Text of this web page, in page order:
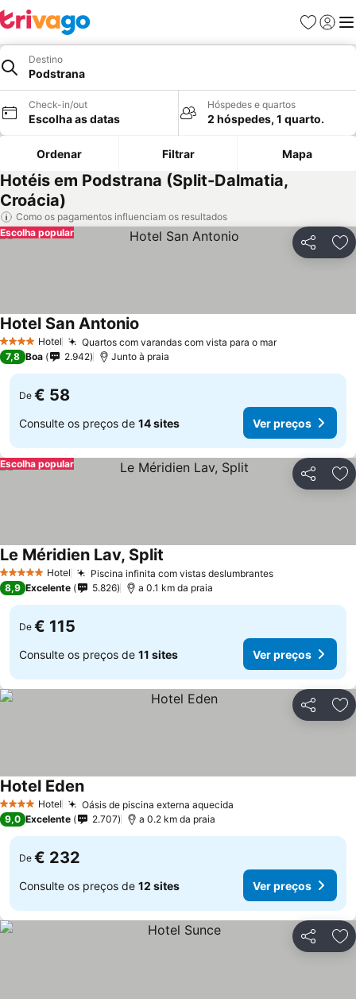
Favoritos
Iniciar
Destino
Podstrana
Check-in/out
Escolha as datas
Hóspedes e quartos
2 hóspedes, 1 quarto.
Ordenar Filtrar Mapa
Hotéis em Podstrana (Split-Dalmatia,
Croácia)
Como os pagamentos influenciam os resultados
Partilhar
Escolha popular
4 EstrelasHotel Quartos com varandas com vista para o mar
Hotel San Antonio
7,8 Boa 2.942 Junto à praia
De € 58
Consulte os preços de 14 sites Ver preços
Partilhar
Escolha popular
5 Estrelas Hotel Piscina infinita com vistas deslumbrantes
Le Méridien Lav, Split
8,9 Excelente 5.826 a 0.1 km da praia
De € 115
Consulte os preços de 11 sites Ver preços
Partilhar
4 EstrelasHotel Oásis de piscina externa aquecida
Hotel Eden
9,0 Excelente 2.707 a 0.2 km da praia
De € 232
Consulte os preços de 12 sites Ver preços
Partilhar